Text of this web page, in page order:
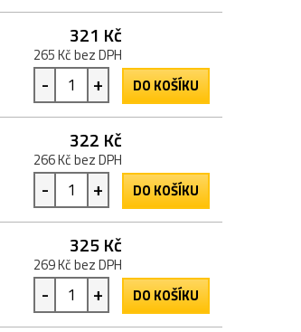
321 Kč
265 Kč bez DPH
- + DO KOŠÍKU
322 Kč
266 Kč bez DPH
- + DO KOŠÍKU
325 Kč
269 Kč bez DPH
- + DO KOŠÍKU